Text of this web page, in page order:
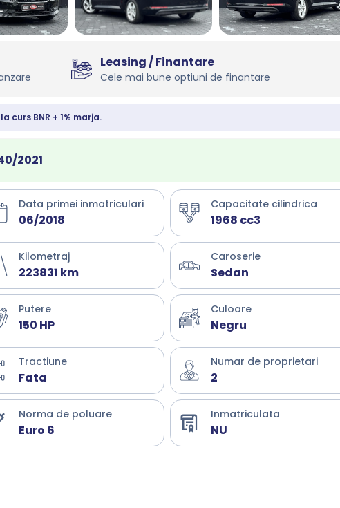
Leasing / Finantare
Cele mai bune optiuni de finantare
curs BNR + 1% marja.
2021
Data primei inmatriculari
06/2018
Capacitate cilindrica
1968 cc3
Kilometraj
223831 km
Caroserie
Sedan
Putere
150 HP
Culoare
Negru
Tractiune
Fata
Numar de proprietari
2
Norma de poluare
Euro 6
Inmatriculata
NU